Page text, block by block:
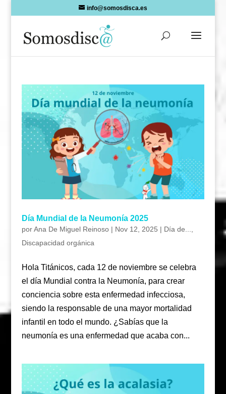
info@somosdisca.es
Día Mundial de la Neumonía 2025
porAna De Miguel Reinoso| Nov 12, 2025 | Día de...
Discapacidad orgánica
Hola Titánicos, cada 12 de noviembre se celebra
el día Mundial contra la Neumonía, para crear
conciencia sobre esta enfermedad infecciosa,
siendo la responsable de una mayor mortalidad
infantil en todo el mundo. ¿Sabías que la
neumonía es una enfermedad que acaba con...